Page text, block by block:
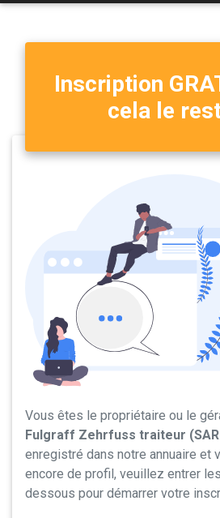
Inscription
cela le
Vous êtes le propriétaire ou le
Fulgraff Zehrfuss traiteur
enregistré dans notre annuaire et
encore de profil, veuillez entrer
dessous pour démarrer votre